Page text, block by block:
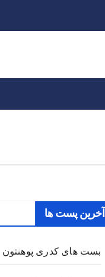
آخرین پست ها
بست های کدری پوهنتون